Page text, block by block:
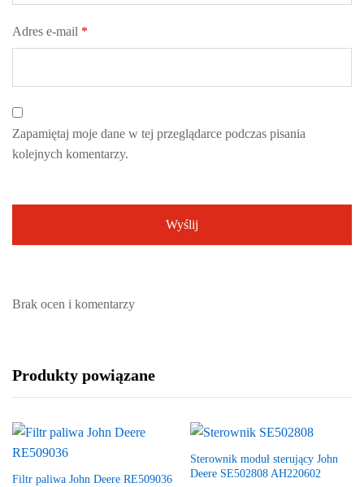
Adres e-mail *
Zapamiętaj moje dane w tej przeglądarce podczas pisania
kolejnych komentarzy.
Brak ocen i komentarzy
Produkty powiązane
Filtr paliwa John Deere RE509036
Sterownik moduł sterujący John
Deere SE502808 AH220602